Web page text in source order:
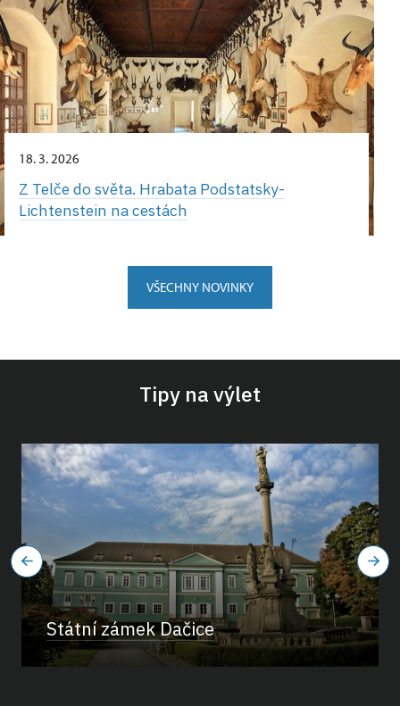
18. 3. 2026
Z Telče do světa. Hrabata Podstatsky-
Lichtenstein na cestách
VŠECHNY NOVINKY
Tipy na výlet
Státní zámek Dačice